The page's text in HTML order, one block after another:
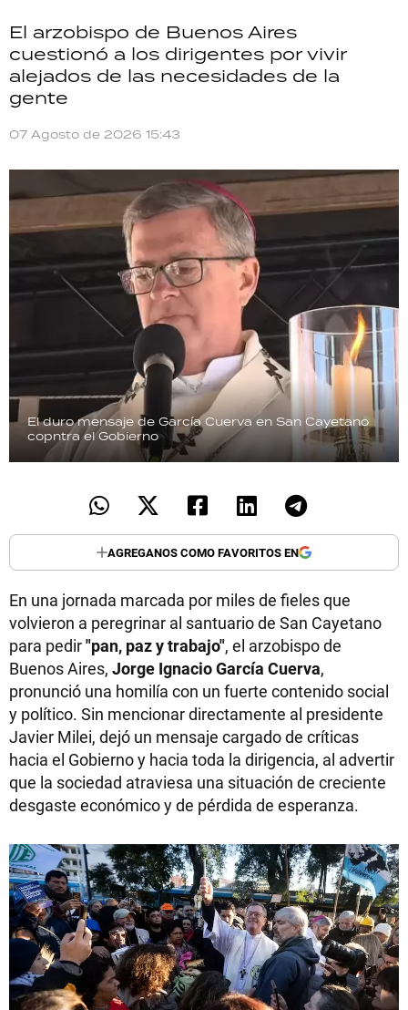
El arzobispo de Buenos Aires
cuestionó a los dirigentes por vivir
alejados de las necesidades de la
gente
07 Agosto de 2026 15:43
El duro mensaje de García Cuerva en San Cayetano
copntra el Gobierno
AGREGANOS COMO FAVORITOS EN
En una jornada marcada por miles de fieles que
volvieron a peregrinar al santuario de San Cayetano
para pedir"pan, paz y trabajo", el arzobispo de
Buenos Aires, Jorge Ignacio García Cuerva,
pronunció una homilía con un fuerte contenido social
y político. Sin mencionar directamente al presidente
Javier Milei, dejó un mensaje cargado de críticas
hacia el Gobierno y hacia toda la dirigencia, al advertir
que la sociedad atraviesa una situación de creciente
desgaste económico y de pérdida de esperanza.